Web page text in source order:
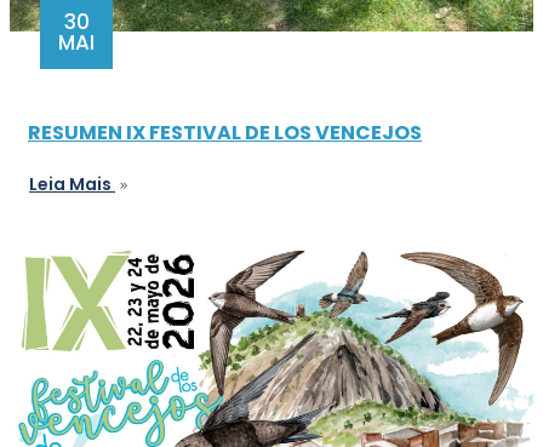
30
MAI
RESUMEN IX FESTIVAL DE LOS VENCEJOS
Leia Mais